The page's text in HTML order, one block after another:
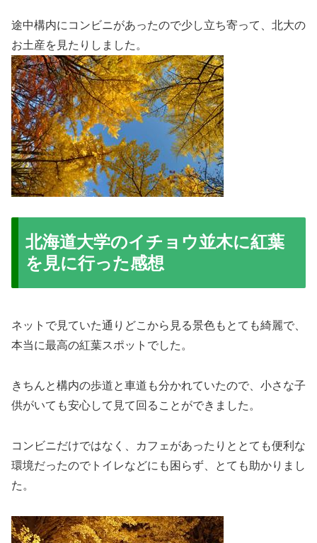
途中構内にコンビニがあったので少し立ち寄って、北大の
お土産を見たりしました。
北海道大学のイチョウ並木に紅葉
を見に行った感想
ネットで見ていた通りどこから見る景色もとても綺麗で、
本当に最高の紅葉スポットでした。
きちんと構内の歩道と車道も分かれていたので、小さな子
供がいても安心して見て回ることができました。
コンビニだけではなく、カフェがあったりととても便利な
環境だったのでトイレなどにも困らず、とても助かりまし
た。